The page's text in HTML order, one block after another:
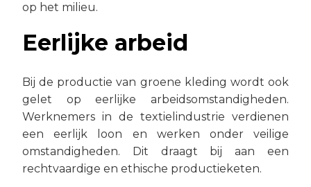
op het milieu.
Eerlijke arbeid
Bij de productie van groene kleding wordt ook
gelet op eerlijke arbeidsomstandigheden.
Werknemers in de textielindustrie verdienen
een eerlijk loon en werken onder veilige
omstandigheden. Dit draagt bij aan een
rechtvaardige en ethische productieketen.